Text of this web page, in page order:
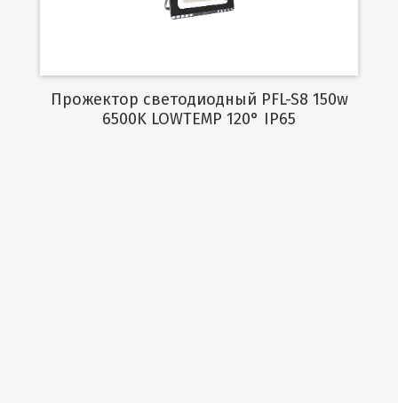
Прожектор светодиодный PFL-S8 150w
6500K LOWTEMP 120° IP65